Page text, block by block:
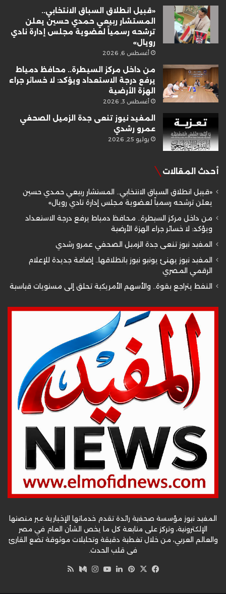
«قبيل انطلاق السباق الانتخابي..
المستشار ربيعي حمدي حسين يعلن
ترشحه رسمياً لعضوية مجلس إدارة نادي
رويال»
أغسطس 6, 2026
من داخل مركز السيطرة.. محافظ دمياط
يرفع درجة الاستعداد ويؤكد: لا خسائر جراء
الهزة الأرضية
أغسطس 3, 2026
المفيد نيوز تنعى جدة الزميل الصحفي
عمرو رشدي
يوليو 25, 2026
أحدث المقالات
«قبيل انطلاق السباق الانتخابي.. المستشار ربيعي حمدي حسين
يعلن ترشحه رسمياً لعضوية مجلس إدارة نادي رويال»
من داخل مركز السيطرة.. محافظ دمياط يرفع درجة الاستعداد
ويؤكد: لا خسائر جراء الهزة الأرضية
المفيد نيوز تنعى جدة الزميل الصحفي عمرو رشدي
المفيد نيوز يهنئ يونيو نيوز بانطلاقها.. إضافة جديدة للإعلام
الرقمي المصري
النفط يتراجع بقوة.. والأسهم الأمريكية تحلق إلى مستويات قياسية
المفيد نيوز مؤسسة صحفية رائدة تقدم خدماتها الإخبارية عبر منصتها
الإلكترونية، وتركز على متابعة كل ما يخص الشأن العام في مصر
والعالم العربي، من خلال تغطية دقيقة وتحليلات موثوقة تضع القارئ
في قلب الحدث.
فيسبوك
‫X بينتيريست
لينكدإن‫YouTube
انستقرام
وسط